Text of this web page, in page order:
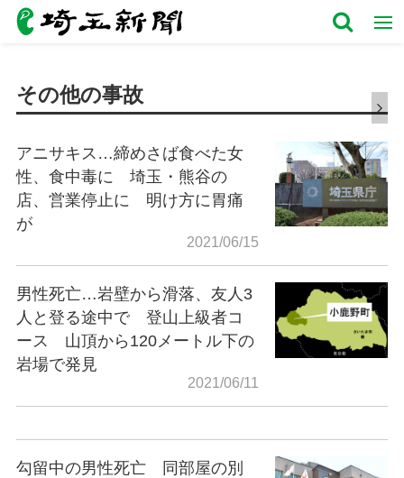
その他の事故
アニサキス…締めさば食べた女
性、食中毒に 埼玉・熊谷の
店、営業停止に 明け方に胃痛
が
2021/06/15
男性死亡…岩壁から滑落、友人3
人と登る途中で 登山上級者コ
ース 山頂から120メートル下の
岩場で発見
2021/06/11
勾留中の男性死亡 同部屋の別